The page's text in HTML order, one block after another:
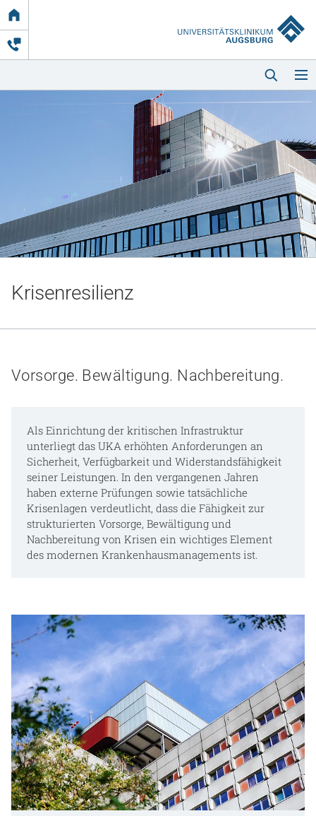
Link
zur
Startseite
Startseite
Kliniken & Einrichtungen
Notaufnahme
Anreise
Krisenresilienz
Vorsorge. Bewältigung. Nachbereitung.
Als Einrichtung der kritischen Infrastruktur
unterliegt das UKA erhöhten Anforderungen an
Sicherheit, Verfügbarkeit und Widerstandsfähigkeit
seiner Leistungen. In den vergangenen Jahren
haben externe Prüfungen sowie tatsächliche
Krisenlagen verdeutlicht, dass die Fähigkeit zur
strukturierten Vorsorge, Bewältigung und
Nachbereitung von Krisen ein wichtiges Element
des modernen Krankenhausmanagements ist.